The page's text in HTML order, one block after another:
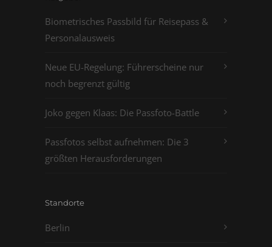
Biometrisches Passbild für Reisepass &
Personalausweis
Neue EU-Regelung: Führerscheine nur
noch begrenzt gültig
Joko gegen Klaas: Die Passfoto-Battle
Passfotos selbst aufnehmen: Die 3
größten Herausforderungen
Standorte
Berlin